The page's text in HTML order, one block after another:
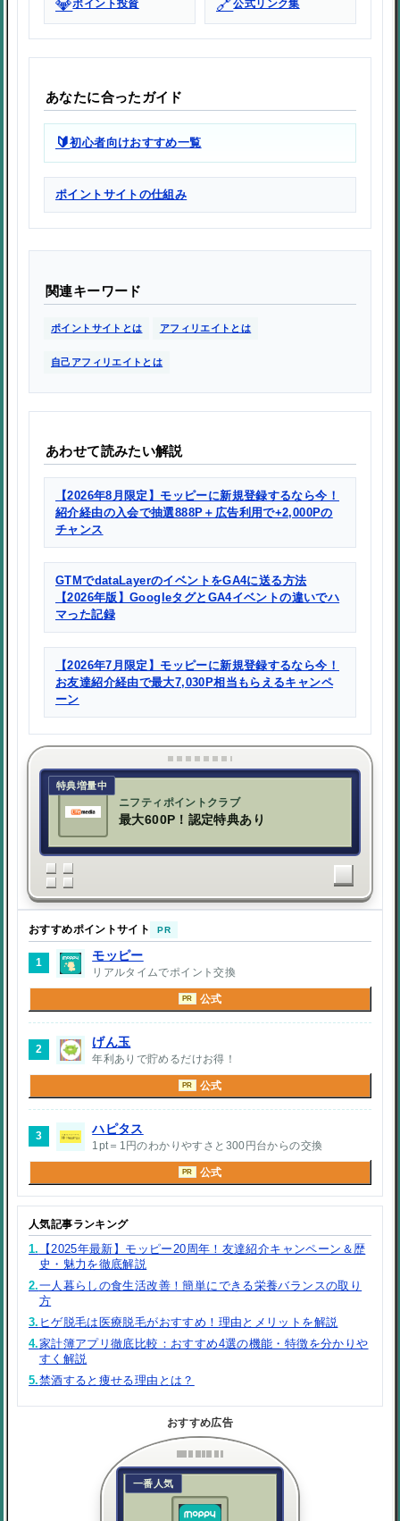
💎ポイント投資 🔗公式リンク集
あなたに合ったガイド
🔰初心者向けおすすめ一覧
ポイントサイトの仕組み
関連キーワード
ポイントサイトとは アフィリエイトとは
自己アフィリエイトとは
あわせて読みたい解説
【2026年8月限定】モッピーに新規登録するなら今！
紹介経由の入会で抽選888P＋広告利用で+2,000Pの
チャンス
GTMでdataLayerのイベントをGA4に送る方法
【2026年版】GoogleタグとGA4イベントの違いでハ
マった記録
【2026年7月限定】モッピーに新規登録するなら今！
お友達紹介経由で最大7,030P相当もらえるキャンペ
ーン
特典増量中
ニフティポイントクラブ
最大600P！認定特典あり
おすすめポイントサイト PR
1
モッピー
リアルタイムでポイント交換
PR 公式
2
げん玉
年利ありで貯めるだけお得！
PR 公式
3
ハピタス
1pt＝1円のわかりやすさと300円台からの交換
PR 公式
人気記事ランキング
1.
【2025年最新】モッピー20周年！友達紹介キャンペーン＆歴
史・魅力を徹底解説
2.一人暮らしの食生活改善！簡単にできる栄養バランスの取り
方
3. ヒゲ脱毛は医療脱毛がおすすめ！理由とメリットを解説
4.家計簿アプリ徹底比較：おすすめ4選の機能・特徴を分かりや
すく解説
5.禁酒すると痩せる理由とは？
おすすめ広告
一番人気